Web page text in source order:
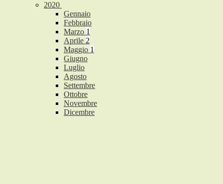
2020
Gennaio
Febbraio
Marzo 1
Aprile 2
Maggio 1
Giugno
Luglio
Agosto
Settembre
Ottobre
Novembre
Dicembre